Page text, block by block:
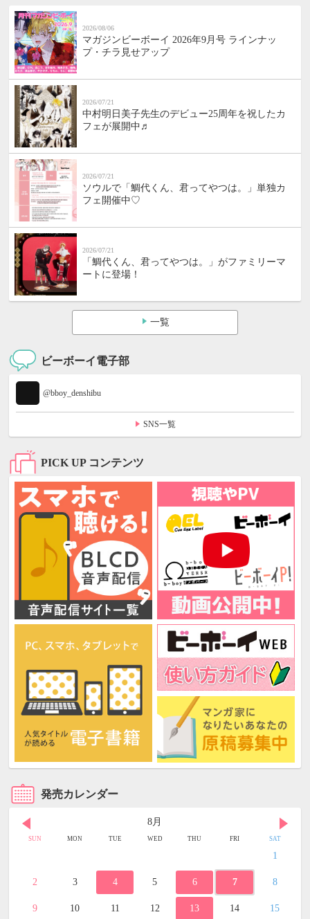
2026/08/06
マガジンビーボーイ 2026年9月号 ラインナッ
プ・チラ見せアップ
2026/07/21
中村明日美子先生のデビュー25周年を祝したカ
フェが展開中♬
2026/07/21
ソウルで「鯛代くん、君ってやつは。」単独カ
フェ開催中♡
2026/07/21
「鯛代くん、君ってやつは。」がファミリーマ
ートに登場！
一覧
ビーボーイ電子部
@bboy_denshibu
SNS一覧
PICK UP コンテンツ
発売カレンダー
8月
SUN MON TUE WED THU FRI SAT
1
2 3 4 5 6 7 8
9 10 11 12 13 14 15